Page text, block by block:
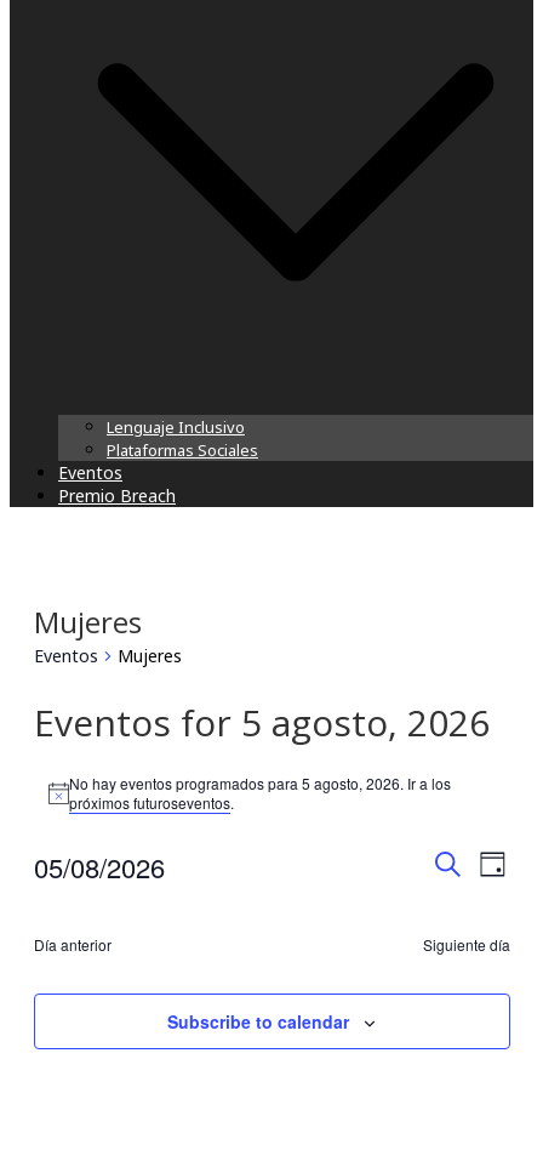
Lenguaje Inclusivo
Plataformas Sociales
Eventos
Premio Breach
Mujeres
Eventos Mujeres
Eventos for 5 agosto, 2026
Notice
No hay eventos programados para 5 agosto, 2026. Ir a los
próximos futuroseventos.
de
Día
05/08/2026
Día anterior Siguiente día
Subscribe to calendar